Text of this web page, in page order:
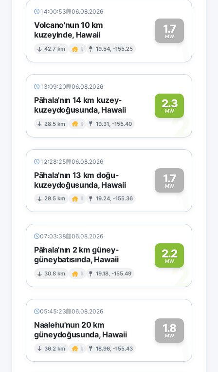
14:00:53 06.08.2026
Volcano'nun 10 km
kuzeyinde, Hawaii
42.7 km I 19.54, -155.25
1.7
MW1
13:09:20 06.08.2026
Pāhala'nın 14 km kuzey-
kuzeydoğusunda, Hawaii
28.5 km I 19.31, -155.40
2.3
MW
2
12:28:25 06.08.2026
Pāhala'nın 13 km doğu-
kuzeydoğusunda, Hawaii
29.5 km I 19.24, -155.36
1.7
MW1
07:03:38 06.08.2026
Pāhala'nın 2 km güney-
güneybatısında, Hawaii
30.8 km I 19.18, -155.49
2.2
MW2
05:45:23 06.08.2026
Naalehu'nun 20 km
güneydoğusunda, Hawaii
36.2 km I 18.96, -155.43
1.8
MW1